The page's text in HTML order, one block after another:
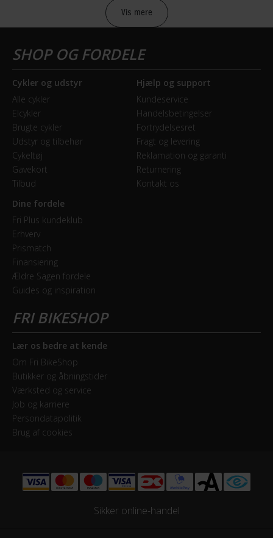
Sikkerheds- og producentinfo
Model år
2020
BREMSER
Bagbremse
Fodbremse
Forbremse
Mekanisk fælgbremse
GEAR
Geartype
Single speed
Kassette
18T
Kranksæt
One Piece Crank - 28T
Samlet antal gear
1
HJUL & DÆK
Vis mere
Cykler og udstyr
Alle cykler
Elcykler
Brugte cykler
Udstyr og tilbehør
Cykeltøj
Gavekort
Tilbud
Hjælp og support
Kundeservice
Handelsbetingelser
Fortrydelsesret
Fragt og levering
Reklamation og garanti
Returnering
Kontakt os
Dine fordele
Fri Plus kundeklub
Erhverv
Prismatch
Finansiering
Ældre Sagen fordele
Guides og inspiration
Lær os bedre at kende
Om Fri BikeShop
Butikker og åbningstider
Værksted og service
Job og karriere
Persondatapolitik
Brug af cookies
Sikker online-handel